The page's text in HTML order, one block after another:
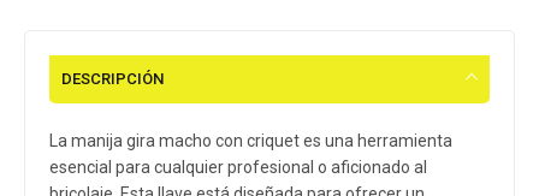
DESCRIPCIÓN
La manija gira macho con criquet es una herramienta
esencial para cualquier profesional o aficionado al